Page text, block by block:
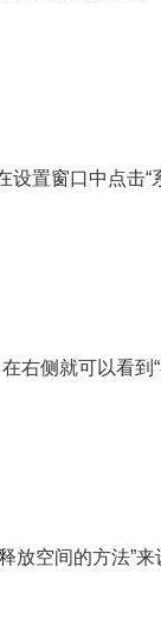
置窗口中点击“
侧就可以看到“
空间的方法”来